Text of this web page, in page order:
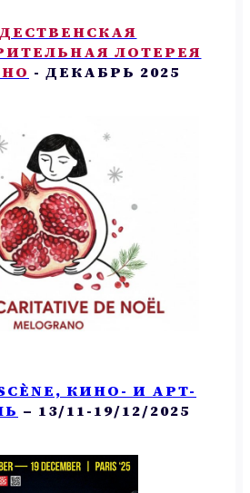
ЛОТЕРЕЯ
- ДЕКАБРЬ 2025
SCÈNE, КИНО- И АРТ-
– 13/11-19/12/2025